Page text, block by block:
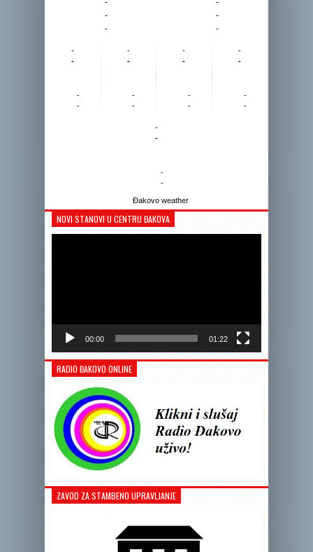
-
-
-
-
-
-
-
-
-
-
-
-
-
-
-
-
-
-
-
-
-
-
-
-
Đakovo weather
NOVI STANOVI U CENTRU ĐAKOVA
00:00 01:22
RADIO ĐAKOVO ONLINE
ZAVOD ZA STAMBENO UPRAVLJANJE